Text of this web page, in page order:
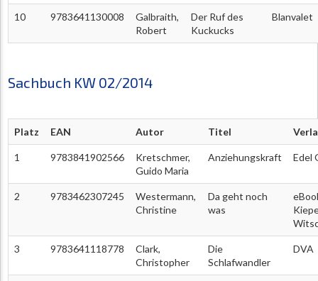
10 9783641130008
Galbraith,
Robert
Der Ruf des
Kuckucks
Blanvalet
Sachbuch KW 02/2014
Platz EAN Autor Titel
1 9783841902566
Kretschmer,
Guido Maria
Anziehungskraft Edel
2 9783462307245
Westermann,
Christine
Da geht noch
was
3 9783641118778
Clark,
Christopher
Die
Schlafwandler
DVA